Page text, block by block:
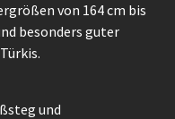
von 164 cm bis
besonders guter
und